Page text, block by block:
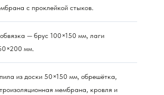
с проклейкой стыков.
— брус 100×150 мм, лаги
мм.
из доски 50×150 мм, обрешётка,
мембрана, кровля и